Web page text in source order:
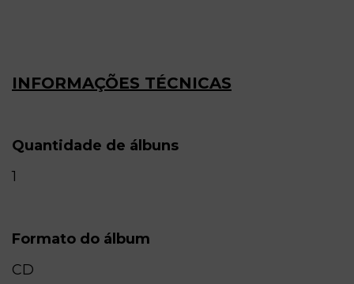
INFORMAÇÕES TÉCNICAS
Quantidade de álbuns
1
Formato do álbum
CD